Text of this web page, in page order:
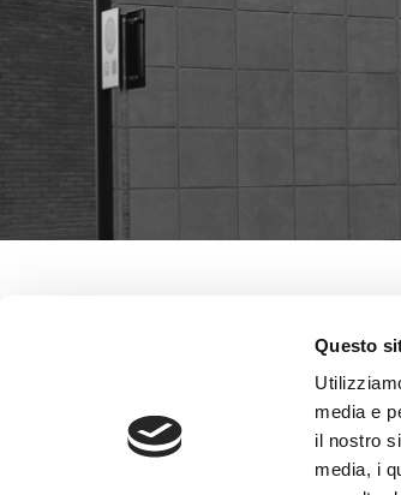
Questo
media e
il nostro
media, i